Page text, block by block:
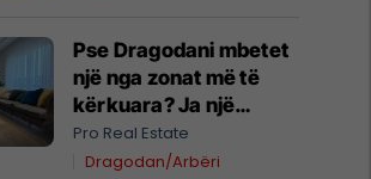
kërkesa për Qeverinë
Pse Dragodani mbetet
një nga zonat më të
kërkuara? Ja një
banesë 120m² në shitje
#15010
Pro Real Estate
Dragodan/Arbëri